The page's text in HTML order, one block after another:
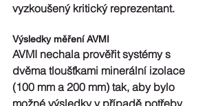
vyzkoušený kritický reprezentant.
Výsledky měření AVMI
AVMI nechala prověřit systémy s
dvěma tloušťkami minerální izolace
(100 mm a 200 mm) tak, aby bylo
možné výsledky v případě potřeby